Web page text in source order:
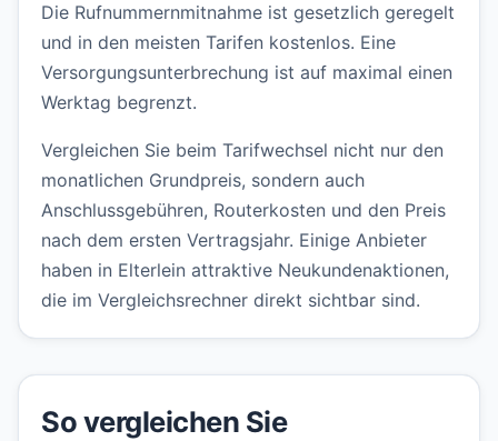
Die Rufnummernmitnahme ist gesetzlich geregelt
und in den meisten Tarifen kostenlos. Eine
Versorgungsunterbrechung ist auf maximal einen
Werktag begrenzt.
Vergleichen Sie beim Tarifwechsel nicht nur den
monatlichen Grundpreis, sondern auch
Anschlussgebühren, Routerkosten und den Preis
nach dem ersten Vertragsjahr. Einige Anbieter
haben in Elterlein attraktive Neukundenaktionen,
die im Vergleichsrechner direkt sichtbar sind.
So vergleichen Sie